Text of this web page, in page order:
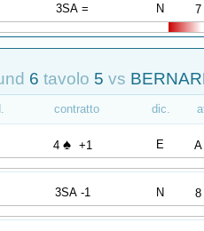
3SA = N 7
6 tavolo 5 vs
contratto dic.
4 ♠ +1 E A
3SA -1 N 8